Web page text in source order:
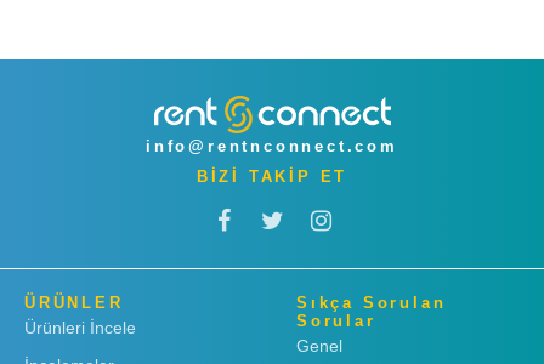
info@rentnconnect.com
BİZİ TAKİP ET
ÜRÜNLER
Ürünleri İncele
Sıkça Sorulan
Sorular
Genel